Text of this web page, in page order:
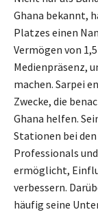
Ghana bekannt,
Platzes einen
Vermögen von
Medienpräsenz,
machen. Sarpei
Zwecke, die
Ghana helfen.
Stationen bei
Professionals
ermöglicht,
verbessern.
häufig seine